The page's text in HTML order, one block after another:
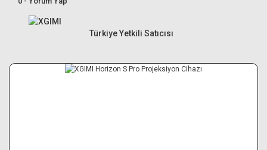
Türkiye Yetkili Satıcısı